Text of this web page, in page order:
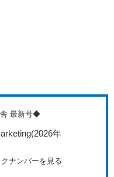
最新号◆
(2026年
ナンバーを見る